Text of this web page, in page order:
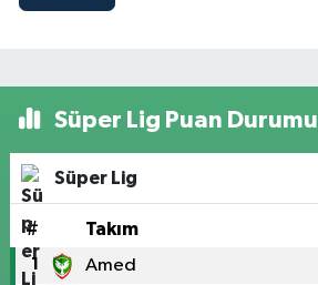
Süper Lig Puan Durumu
Süper Lig
# Takım
1 Amed